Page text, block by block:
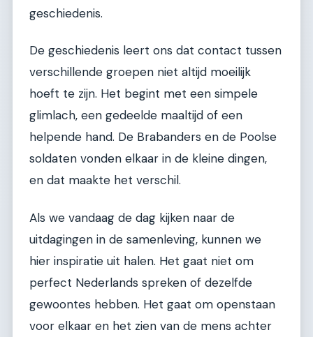
geschiedenis.
De geschiedenis leert ons dat contact tussen
verschillende groepen niet altijd moeilijk
hoeft te zijn. Het begint met een simpele
glimlach, een gedeelde maaltijd of een
helpende hand. De Brabanders en de Poolse
soldaten vonden elkaar in de kleine dingen,
en dat maakte het verschil.
Als we vandaag de dag kijken naar de
uitdagingen in de samenleving, kunnen we
hier inspiratie uit halen. Het gaat niet om
perfect Nederlands spreken of dezelfde
gewoontes hebben. Het gaat om openstaan
voor elkaar en het zien van de mens achter